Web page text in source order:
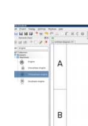
que contém
terminal e
mscorefonts-
clicando em
em “Sim”
fontes Times